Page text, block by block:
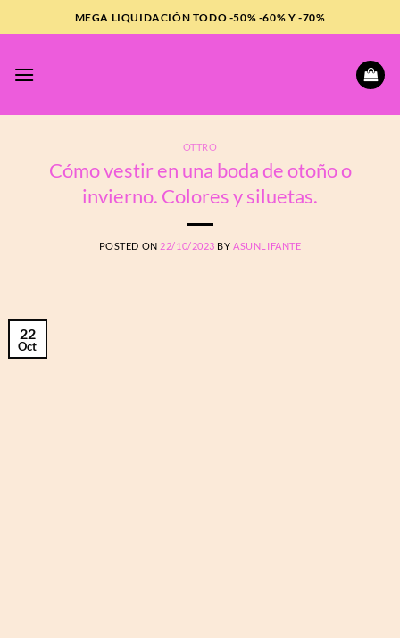
al
MEGA LIQUIDACIÓN TODO -50% -60% Y -70%
OTTRO
Cómo vestir en una boda de otoño o
invierno. Colores y siluetas.
POSTED ON 22/10/2023 BY ASUNLIFANTE
22
Oct